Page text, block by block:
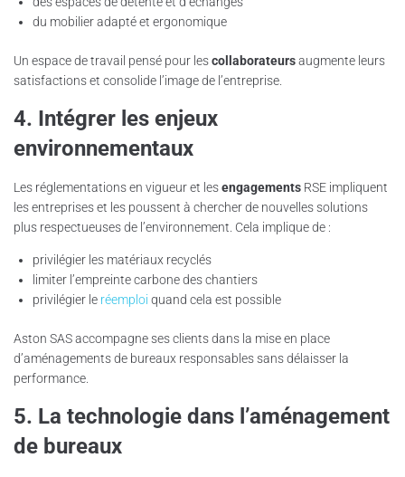
du mobilier adapté et ergonomique
Un espace de travail pensé pour lescollaborateursaugmente leurs
satisfactions et consolide l’image de l’entreprise.
4. Intégrer les enjeux
environnementaux
Les réglementations en vigueur et lesengagements RSE impliquent
les entreprises et les poussent à chercher de nouvelles solutions
plus respectueuses de l’environnement. Cela implique de :
privilégier les matériaux recyclés
limiter l’empreinte carbone des chantiers
privilégier le réemploi quand cela est possible
Aston SAS accompagne ses clients dans la mise en place
d’aménagements de bureaux responsables sans délaisser la
performance.
5. La technologie dans l’aménagement
de bureaux